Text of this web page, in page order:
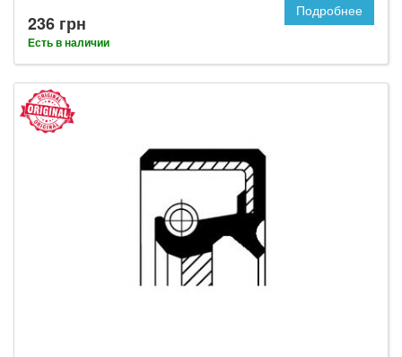
236 грн
Есть в наличии
Подробнее